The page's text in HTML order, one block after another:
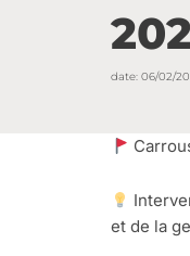
date: 06/02/
et de la